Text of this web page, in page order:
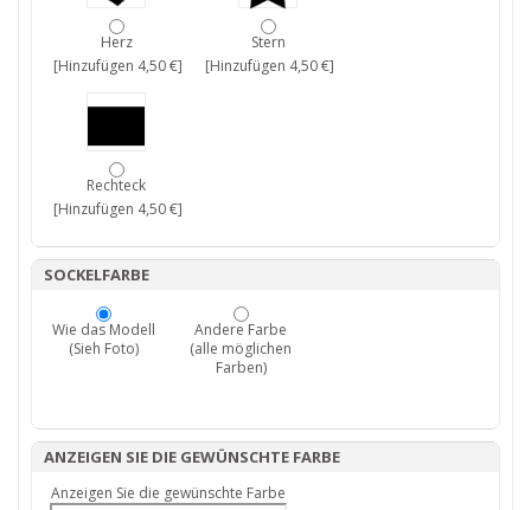
Herz
[Hinzufügen 4,50 €]
Stern
[Hinzufügen 4,50 €]
Rechteck
[Hinzufügen 4,50 €]
SOCKELFARBE
Wie das Modell
(Sieh Foto)
Andere Farbe
(alle möglichen
Farben)
ANZEIGEN SIE DIE GEWÜNSCHTE FARBE
Anzeigen Sie die gewünschte Farbe